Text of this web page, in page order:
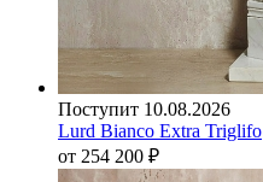
Поступит 10.08.2026
Lurd Bianco Extra Triglifo
от 254 200 ₽